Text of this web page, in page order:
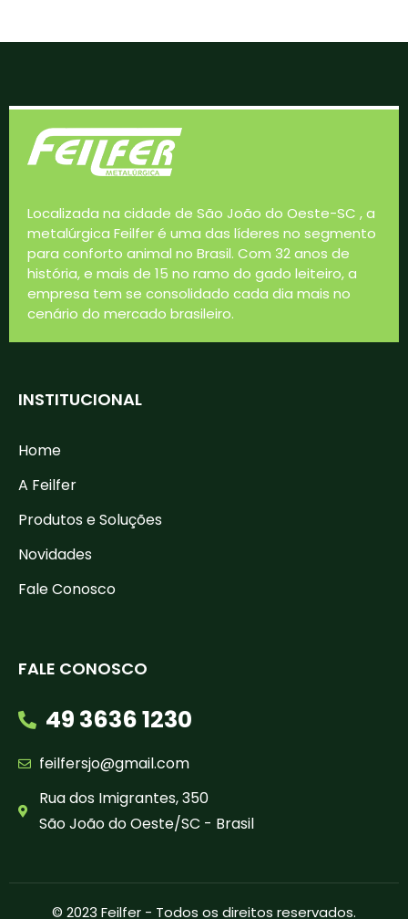
Localizada na cidade de São João do Oeste-SC , a
metalúrgica Feilfer é uma das líderes no segmento
para conforto animal no Brasil. Com 32 anos de
história, e mais de 15 no ramo do gado leiteiro, a
empresa tem se consolidado cada dia mais no
cenário do mercado brasileiro.
INSTITUCIONAL
Home
A Feilfer
Produtos e Soluções
Novidades
Fale Conosco
FALE CONOSCO
49 3636 1230
feilfersjo@gmail.com
Rua dos Imigrantes, 350
São João do Oeste/SC - Brasil
© 2023 Feilfer - Todos os direitos reservados.